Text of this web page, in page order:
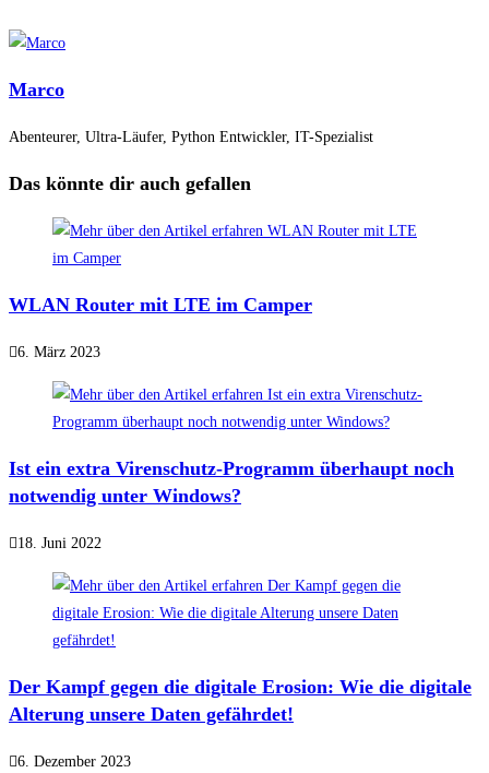
Marco
Abenteurer, Ultra-Läufer, Python Entwickler, IT-Spezialist
Das könnte dir auch gefallen
WLAN Router mit LTE im Camper
6. März 2023
Ist ein extra Virenschutz-Programm überhaupt noch
notwendig unter Windows?
18. Juni 2022
Der Kampf gegen die digitale Erosion: Wie die digitale
Alterung unsere Daten gefährdet!
6. Dezember 2023